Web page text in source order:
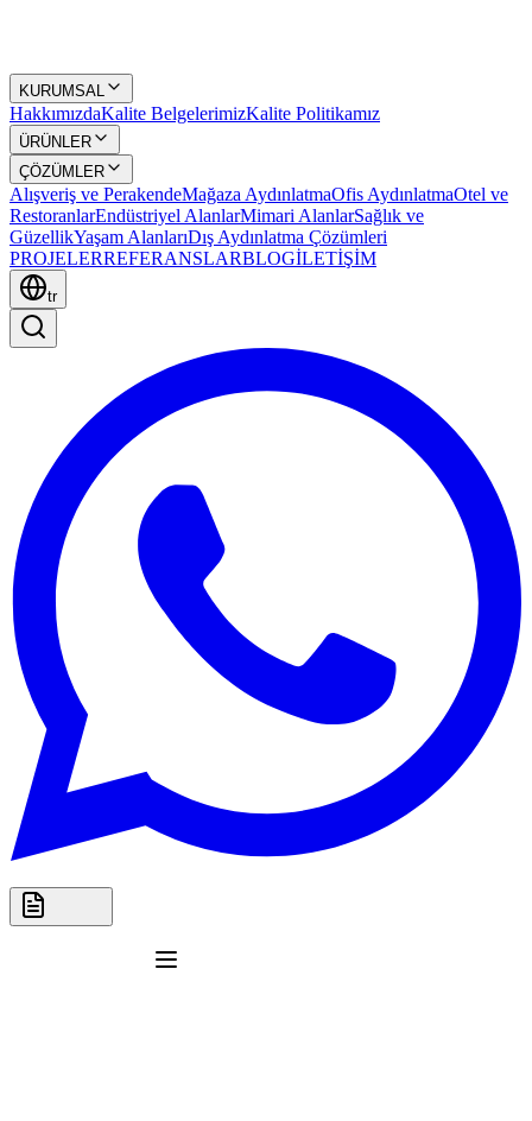
KURUMSAL
HakkımızdaKalite BelgelerimizKalite Politikamız
ÜRÜNLER
ÇÖZÜMLER
Alışveriş ve PerakendeMağaza AydınlatmaOfis AydınlatmaOtel ve
RestoranlarEndüstriyel AlanlarMimari AlanlarSağlık ve
GüzellikYaşam AlanlarıDış Aydınlatma Çözümleri
PROJELERREFERANSLARBLOGİLETİŞİM
tr